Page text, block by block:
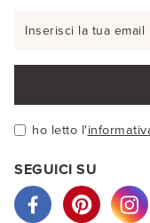
ho letto l'
SEGUICI SU